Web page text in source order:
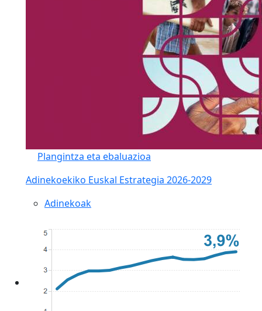
Plangintza eta ebaluazioa
Adinekoekiko Euskal Estrategia 2026-2029
Adinekoak